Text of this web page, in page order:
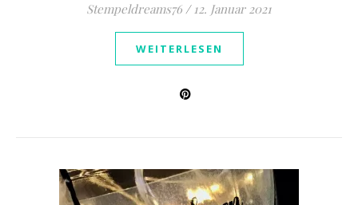
Stempeldreams76 / 12. Januar 2021
WEITERLESEN